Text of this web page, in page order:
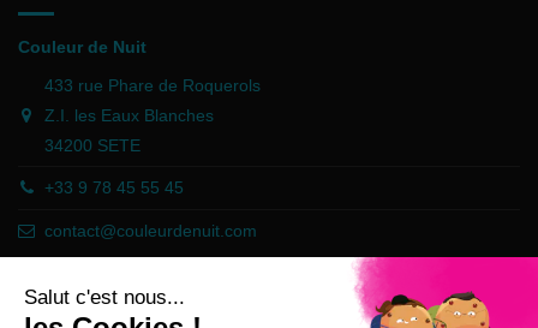
Couleur de Nuit
433 rue Phare de Roquerols
Z.I. les Eaux Blanches
34200 SETE
+33 9 78 45 55 45
contact@couleurdenuit.com
Händler zugelassen von Gesellschaft für Garantierte Bewertungen,